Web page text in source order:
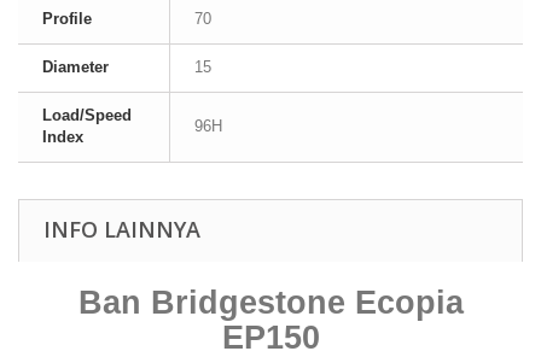
Profile 70
Diameter 15
Load/Speed
Index
96H
INFO LAINNYA
Ban Bridgestone Ecopia
EP150